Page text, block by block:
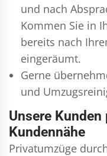
und nach
Kommen Sie in
bereits nach
eingeräumt.
Gerne
und
Unsere
Kundennähe
Privatumzüge